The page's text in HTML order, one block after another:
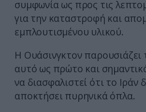
συμφωνία ως προς τις
για την καταστροφή και
εμπλουτισμένου υλικού.
Η Ουάσινγκτον παρουσιάζει
αυτό ως πρώτο και
να διασφαλιστεί ότι το Ιράν
αποκτήσει πυρηνικά όπλα.